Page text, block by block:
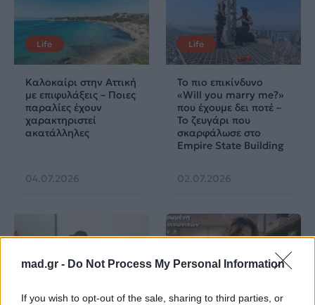
mad.gr - Do Not Process My Personal Information
If you wish to opt-out of the sale, sharing to third parties, or
Life
Καλοκαίρι στην Αττική
με επιφυλάξεις – Ποιες
παραλίες έχουν
χαρακτηριστεί
ακατάλληλες
04.07.2026
Life
Το πιο επικίνδυνο
«Will you marry me?»
που έχουμε δει ποτέ –
Το ζευγάρι που
σκαρφάλωσε στο
Empire State Building
02.07.2026
News Corporate News